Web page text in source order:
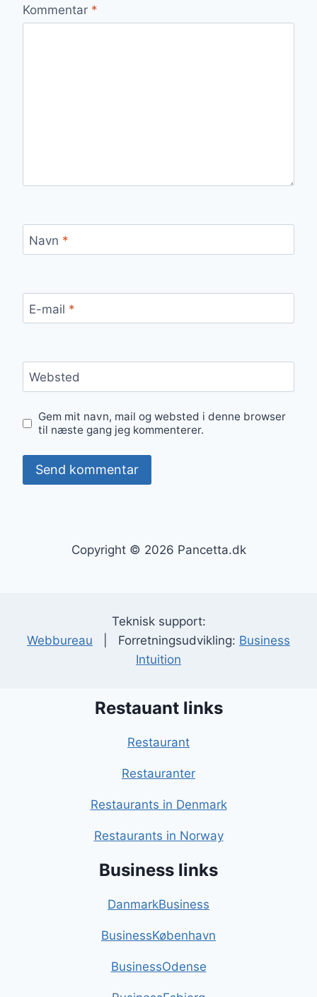
Kommentar *
Navn *
E-mail *
Websted
Gem mit navn, mail og websted i denne browser
til næste gang jeg kommenterer.
Copyright © 2026 Pancetta.dk
Teknisk support:
Webbureau | Forretningsudvikling: Business
Intuition
Restauant links
Restaurant
Restauranter
Restaurants in Denmark
Restaurants in Norway
Business links
DanmarkBusiness
BusinessKøbenhavn
BusinessOdense